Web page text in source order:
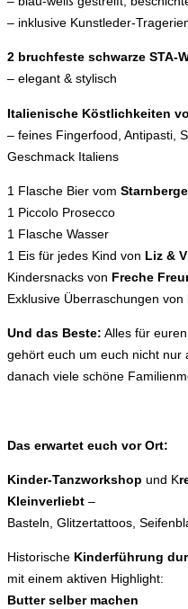
– inklusive Kunstleder-
2 bruchfeste schwarze STA-
– elegant & stylisch
Italienische Köstlichkeiten
– feines Fingerfood, Antipasti,
Geschmack Italiens
1 Flasche Bier vom
1 Piccolo Prosecco
1 Flasche Wasser
1 Eis für jedes Kind von Liz &
Kindersnacks von Freche
Exklusive Überraschungen von
Und das Beste: Alles für
gehört euch um euch nicht nur
danach viele schöne
Das erwartet euch vor Ort:
Kinder-Tanzworkshop und K
Kleinverliebt –
Basteln, Glitzertattoos,
Historische Kinderführung
mit einem aktiven Highlight:
Butter selber machen